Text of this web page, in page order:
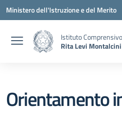
Vai ai contenuti
Vai al menu di navigazione
Vai al footer
Ministero dell'Istruzione e del Merito
Istituto Comprensivo
Rita Levi Montalcini
Orientamento